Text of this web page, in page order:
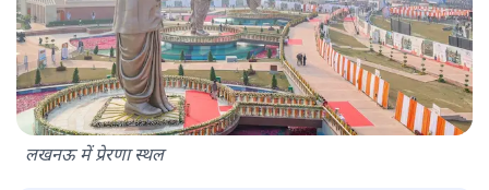
लखनऊ में प्रेरणा स्थल